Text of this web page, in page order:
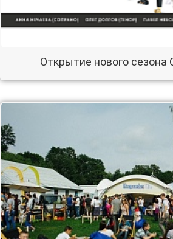
Открытие нового сезона